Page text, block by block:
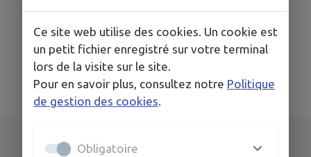
invitation à Acey le 27 juin
TOUS LES ÉVÉNEMENTS
Ce site web utilise des cookies. Un cookie est
un petit fichier enregistré sur votre terminal
lors de la visite sur le site.
Pour en savoir plus, consultez notre Politique
de gestion des cookies
Obligatoire